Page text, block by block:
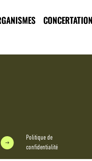
Politique de
confidentialité